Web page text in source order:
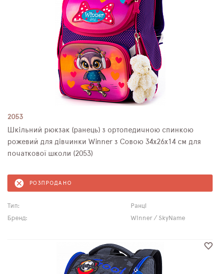
2053
Шкільний рюкзак (ранець) з ортопедичною спинкою
рожевий для дівчинки Winner з Совою 34х26х14 см для
початкової школи (2053)
РОЗПРОДАНО
Тип:
Ранці
Бренд:
Winner / SkyName